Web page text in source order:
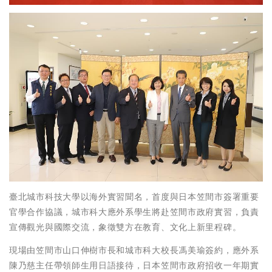
臺北城市科技大學以海外實習聞名，首度與日本笠間市簽署重要
官學合作協議，城市科大應外系學生將赴笠間市政府實習，負責
宣傳觀光與國際交流，象徵雙方在教育、文化上新里程碑。
現場由笠間市山口伸樹市長和城市科大校長馮美瑜簽約，應外系
陳乃慈主任帶領師生用日語接待，日本笠間市政府招收一年期實